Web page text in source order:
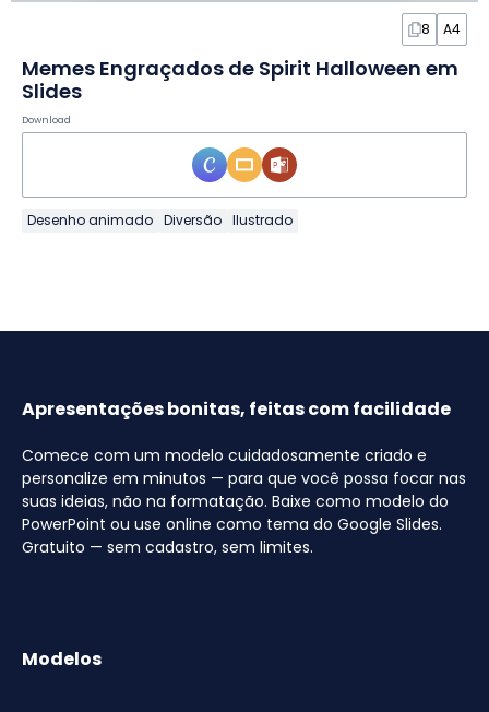
8 A4
Memes Engraçados de Spirit Halloween em
Slides
Download
Desenho animado Diversão Ilustrado
Apresentações bonitas, feitas com facilidade
Comece com um modelo cuidadosamente criado e
personalize em minutos — para que você possa focar nas
suas ideias, não na formatação. Baixe como modelo do
PowerPoint ou use online como tema do Google Slides.
Gratuito — sem cadastro, sem limites.
Modelos